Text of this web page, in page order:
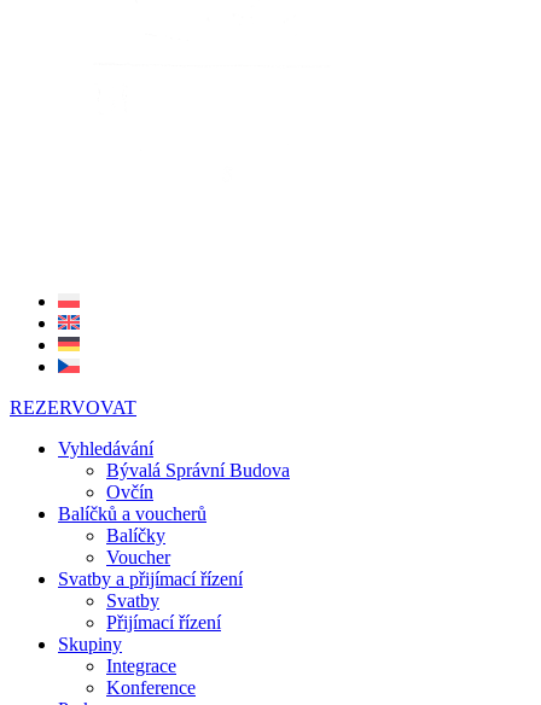
REZERVOVAT
Vyhledávání
Bývalá Správní Budova
Ovčín
Balíčků a voucherů
Balíčky
Voucher
Svatby a přijímací řízení
Svatby
Přijímací řízení
Skupiny
Integrace
Konference